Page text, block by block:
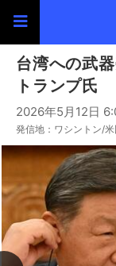
台湾への武
トランプ氏
2026年5月12日
発信地：ワシントン/